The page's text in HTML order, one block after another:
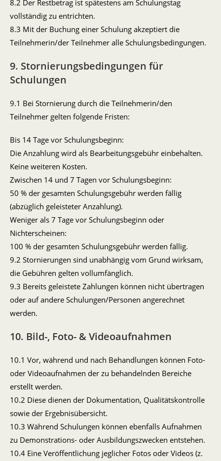
8.2 Der Restbetrag ist spätestens am Schulungstag
vollständig zu entrichten.
8.3 Mit der Buchung einer Schulung akzeptiert die
Teilnehmerin/der Teilnehmer alle Schulungsbedingungen.
9. Stornierungsbedingungen für
Schulungen
9.1 Bei Stornierung durch die Teilnehmerin/den
Teilnehmer gelten folgende Fristen:
Bis 14 Tage vor Schulungsbeginn:
Die Anzahlung wird als Bearbeitungsgebühr einbehalten.
Keine weiteren Kosten.
Zwischen 14 und 7 Tagen vor Schulungsbeginn:
50 % der gesamten Schulungsgebühr werden fällig
(abzüglich geleisteter Anzahlung).
Weniger als 7 Tage vor Schulungsbeginn oder
Nichterscheinen:
100 % der gesamten Schulungsgebühr werden fällig.
9.2 Stornierungen sind unabhängig vom Grund wirksam,
die Gebühren gelten vollumfänglich.
9.3 Bereits geleistete Zahlungen können nicht übertragen
oder auf andere Schulungen/Personen angerechnet
werden.
10. Bild-, Foto- & Videoaufnahmen
10.1 Vor, während und nach Behandlungen können Foto-
oder Videoaufnahmen der zu behandelnden Bereiche
erstellt werden.
10.2 Diese dienen der Dokumentation, Qualitätskontrolle
sowie der Ergebnisübersicht.
10.3 Während Schulungen können ebenfalls Aufnahmen
zu Demonstrations- oder Ausbildungszwecken entstehen.
10.4 Eine Veröffentlichung jeglicher Fotos oder Videos (z.